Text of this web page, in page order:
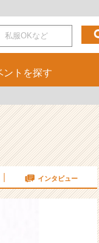
ント を探す
インタビュー